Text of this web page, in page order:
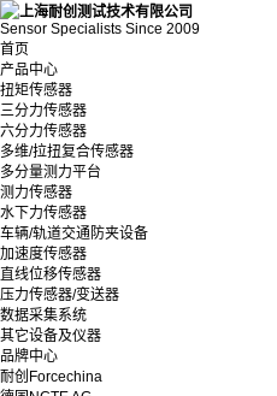
Sensor Specialists Since 2009
首页
产品中心
扭矩传感器
三分力传感器
六分力传感器
多维/拉扭复合传感器
多分量测力平台
测力传感器
水下力传感器
车辆/轨道交通防夹设备
加速度传感器
直线位移传感器
压力传感器/变送器
数据采集系统
其它设备及仪器
品牌中心
耐创Forcechina